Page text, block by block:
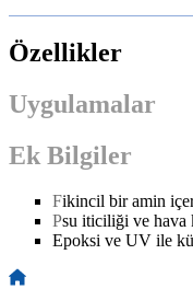
Özellikler
Uygulamalar
Ek Bilgiler
Fikincil bir amin
Psu iticiliği ve hava
Epoksi ve UV ile